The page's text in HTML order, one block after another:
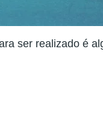
ser realizado é